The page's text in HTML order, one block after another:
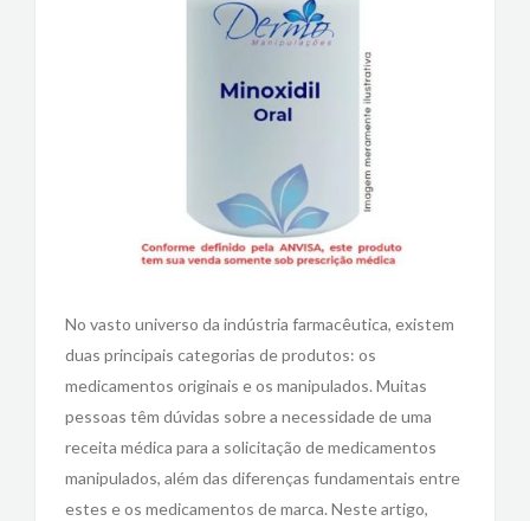
No vasto universo da indústria farmacêutica, existem
duas principais categorias de produtos: os
medicamentos originais e os manipulados. Muitas
pessoas têm dúvidas sobre a necessidade de uma
receita médica para a solicitação de medicamentos
manipulados, além das diferenças fundamentais entre
estes e os medicamentos de marca. Neste artigo,